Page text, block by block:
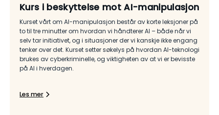
Kurs i beskyttelse mot AI-manipulasjon
Kurset vårt om AI-manipulasjon består av korte leksjoner på
to til tre minutter om hvordan vi håndterer AI – både når vi
selv tar initiativet, og i situasjoner der vi kanskje ikke engang
tenker over det. Kurset setter søkelys på hvordan AI-teknologi
brukes av cyberkriminelle, og viktigheten av at vi er bevisste
på AI i hverdagen.
Les mer